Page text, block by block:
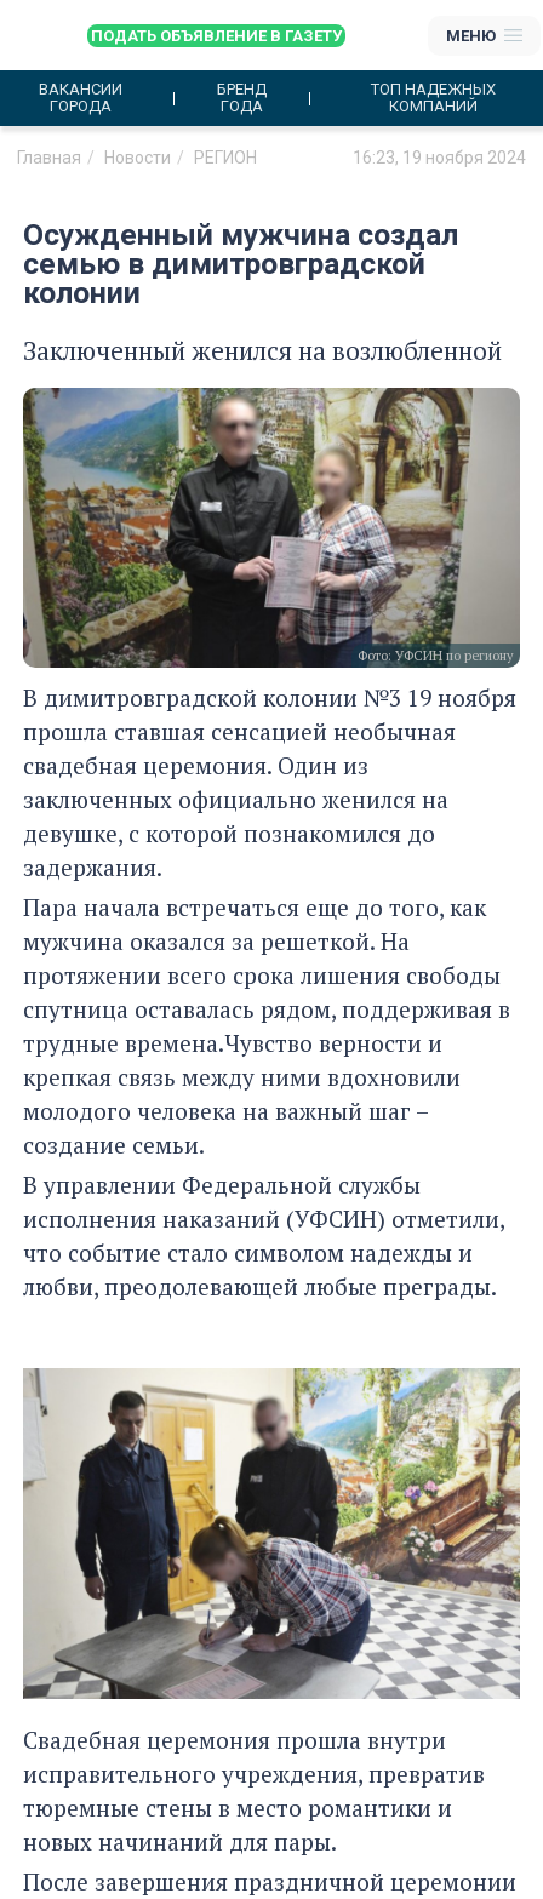
ПОДАТЬ ОБЪЯВЛЕНИЕ В ГАЗЕТУ МЕНЮ
ВАКАНСИИ
ГОРОДА
БРЕНД
ГОДА
ТОП НАДЕЖНЫХ
КОМПАНИЙ
Главная Новости РЕГИОН 16:23, 19 ноября 2024
Осужденный мужчина создал
семью в димитровградской
колонии
Заключенный женился на возлюбленной
Фото: УФСИН по региону
В димитровградской колонии №3 19 ноября
прошла ставшая сенсацией необычная
свадебная церемония. Один из
заключенных официально женился на
девушке, с которой познакомился до
задержания.
Пара начала встречаться еще до того, как
мужчина оказался за решеткой. На
протяжении всего срока лишения свободы
спутница оставалась рядом, поддерживая в
трудные времена.Чувство верности и
крепкая связь между ними вдохновили
молодого человека на важный шаг –
создание семьи.
В управлении Федеральной службы
исполнения наказаний (УФСИН) отметили,
что событие стало символом надежды и
любви, преодолевающей любые преграды.
Свадебная церемония прошла внутри
исправительного учреждения, превратив
тюремные стены в место романтики и
новых начинаний для пары.
После завершения праздничной церемонии